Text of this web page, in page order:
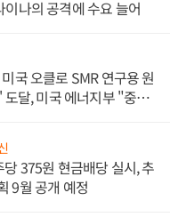
나의 공격에 수요 늘어
국 오클로 SMR 연구용 원
달, 미국 에너지부 "중요
375원 현금배당 실시, 추
9월 공개 예정